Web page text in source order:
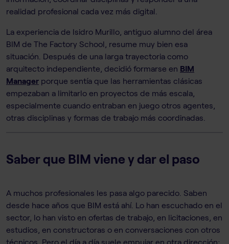
realidad profesional cada vez más digital.
La experiencia de Isidro Murillo, antiguo alumno del área
BIM de The Factory School, resume muy bien esa
situación. Después de una larga trayectoria como
arquitecto independiente, decidió formarse en BIM
Manager porque sentía que las herramientas clásicas
empezaban a limitarlo en proyectos de más escala,
especialmente cuando entraban en juego otros agentes,
otras disciplinas y formas de trabajo más coordinadas.
Saber que BIM viene y dar el paso
A muchos profesionales les pasa algo parecido. Saben
desde hace años que BIM está ahí. Lo han escuchado en el
sector, lo han visto en ofertas de trabajo, en licitaciones, en
estudios, en constructoras o en conversaciones con otros
técnicos. Pero el día a día suele empujar en otra dirección;